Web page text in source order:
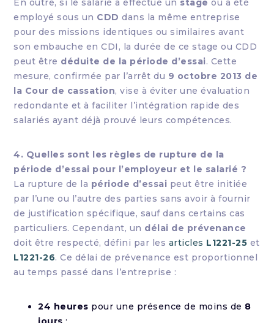
En outre, si le salarié a effectué un stage ou a été
employé sous un CDD dans la même entreprise
pour des missions identiques ou similaires avant
son embauche en CDI, la durée de ce stage ou CDD
peut être déduite de la période d’essai. Cette
mesure, confirmée par l’arrêt du 9 octobre 2013 de
la Cour de cassation, vise à éviter une évaluation
redondante et à faciliter l’intégration rapide des
salariés ayant déjà prouvé leurs compétences.
4. Quelles sont les règles de rupture de la
période d’essai pour l’employeur et le salarié ?
La rupture de la période d’essai peut être initiée
par l’une ou l’autre des parties sans avoir à fournir
de justification spécifique, sauf dans certains cas
particuliers. Cependant, un délai de prévenance
doit être respecté, défini par les articles L1221-25 et
L1221-26. Ce délai de prévenance est proportionnel
au temps passé dans l’entreprise :
24 heures pour une présence de moins de 8